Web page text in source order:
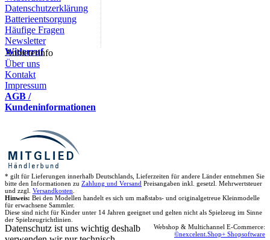
Datenschutzerklärung
Batterieentsorgung
Häufige Fragen
Newsletter
Widerruf
Anbieterinfo
Über uns
Kontakt
Impressum
AGB /
Kundeninformationen
* gilt für Lieferungen innerhalb Deutschlands, Lieferzeiten für andere Länder entnehmen Sie
bitte den Informationen zu Zahlung und Versand Preisangaben inkl. gesetzl. Mehrwertsteuer
und zzgl. Versandkosten
Hinweis: Bei den Modellen handelt es sich um maßstabs- und originalgetreue Kleinmodelle
für erwachsene Sammler.
Diese sind nicht für Kinder unter 14 Jahren geeignet und gelten nicht als Spielzeug im Sinne
der Spielzeugrichtlinien.
Webshop & Multichannel E-Commerce:
©nexcelent.Shop+ Shopsoftware
Datenschutz ist uns wichtig deshalb